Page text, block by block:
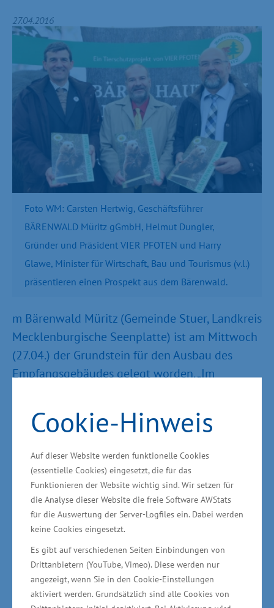
Cookie-Hinweis
Auf dieser Website werden funktionelle Cookies
(essentielle Cookies) eingesetzt, die für das
Funktionieren der Website wichtig sind. Wir setzen für
die Analyse dieser Website die freie Software AWStats
für die Auswertung der Server-Logfiles ein. Dabei werden
keine Cookies eingesetzt.
Es gibt auf verschiedenen Seiten Einbindungen von
Drittanbietern (YouTube, Vimeo). Diese werden nur
angezeigt, wenn Sie in den Cookie-Einstellungen
aktiviert werden. Grundsätzlich sind alle Cookies von
27.04.2016
Foto WM: Carsten Hertwig, Geschäftsführer
BÄRENWALD Müritz gGmbH, Helmut Dungler,
Gründer und Präsident VIER PFOTEN und Harry
Glawe, Minister für Wirtschaft, Bau und Tourismus (v.l.)
präsentieren einen Prospekt aus dem Bärenwald.
m Bärenwald Müritz (Gemeinde Stuer, Landkreis
Mecklenburgische Seenplatte) ist am Mittwoch
(27.04.) der Grundstein für den Ausbau des
Empfangsgebäudes gelegt worden. „Im
Besucher einen interessanten und umfassenden
Einblick in die Lebenswelt der Bären. Mit den
weiter aufgewertet und als attraktives
Ausflugsziel für Besucher jeden Alters gestärkt“,
sagte der Minister für Wirtschaft, Bau und
Tourismus Harry Glawe in Stuer. Der Minister
übergab vor Ort einen Fördermittelbescheid.
Das Gelände des Bärenwaldes liegt an der
Südspitze des Plauer Sees. Die durch den